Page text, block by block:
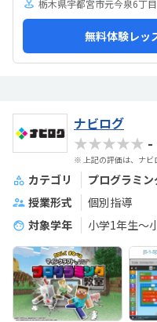
栃木県宇都宮市元今泉6丁
無料体験レッ
ナビログ
★★★★★ -
※ 上記の評価は、ナビ
カテゴリ
プログラミ
授業形式
個別指導
対象学年
小学1年生～